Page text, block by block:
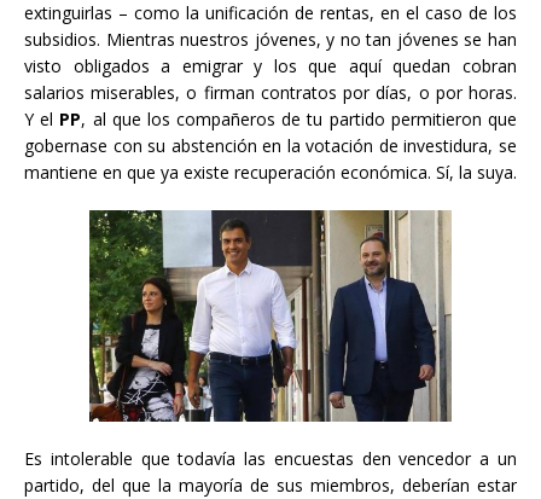
extinguirlas – como la unificación de rentas, en el caso de los
subsidios. Mientras nuestros jóvenes, y no tan jóvenes se han
visto obligados a emigrar y los que aquí quedan cobran
salarios miserables, o firman contratos por días, o por horas.
Y el PP, al que los compañeros de tu partido permitieron que
gobernase con su abstención en la votación de investidura, se
mantiene en que ya existe recuperación económica. Sí, la suya.
Es intolerable que todavía las encuestas den vencedor a un
partido, del que la mayoría de sus miembros, deberían estar